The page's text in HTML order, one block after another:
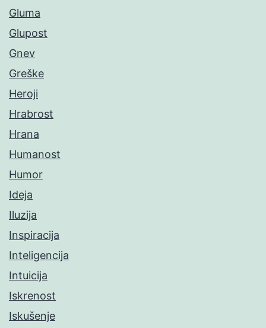
Gluma
Glupost
Gnev
Greške
Heroji
Hrabrost
Hrana
Humanost
Humor
Ideja
Iluzija
Inspiracija
Inteligencija
Intuicija
Iskrenost
Iskušenje